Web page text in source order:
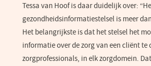
Tessa van Hoof is daar duidelijk over:
gezondheidsinformatiestelsel is meer
Het belangrijkste is dat het stelsel het
informatie over de zorg van een cliënt te
zorgprofessionals, in elk zorgdomein.